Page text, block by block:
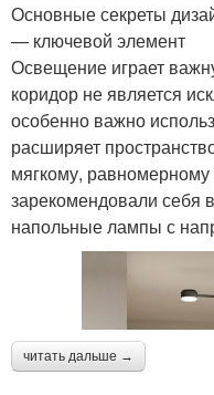
Основные секреты
— ключевой элемент
Освещение играет
коридор не является
особенно важно
расширяет
мягкому,
зарекомендовали себя
напольные лампы с
читать дальше →